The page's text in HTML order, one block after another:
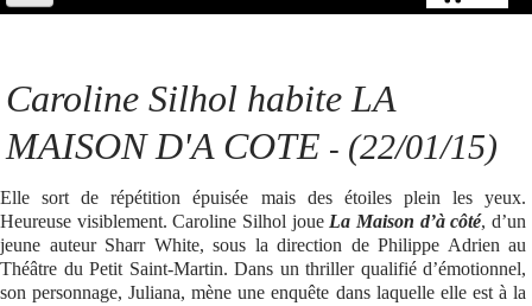
Agenda
Kiosque
Caroline Silhol habite LA
MAISON D'A COTE - (22/01/15)
Elle sort de répétition épuisée mais des étoiles plein les yeux.
Heureuse visiblement. Caroline Silhol joue La Maison d’à côté, d’un
jeune auteur Sharr White, sous la direction de Philippe Adrien au
Théâtre du Petit Saint-Martin. Dans un thriller qualifié d’émotionnel,
son personnage, Juliana, mène une enquête dans laquelle elle est à la